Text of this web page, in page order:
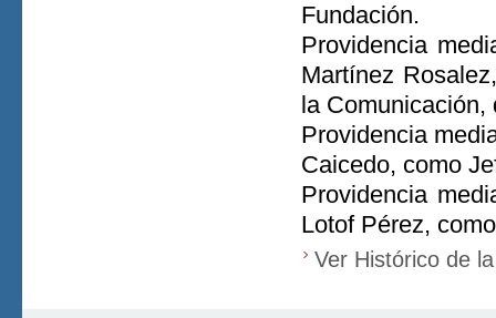
Fundación.
Providencia
Martínez
la Comunicación,
Providencia
Caicedo, como
Providencia
Lotof Pérez,
Ver Histórico de